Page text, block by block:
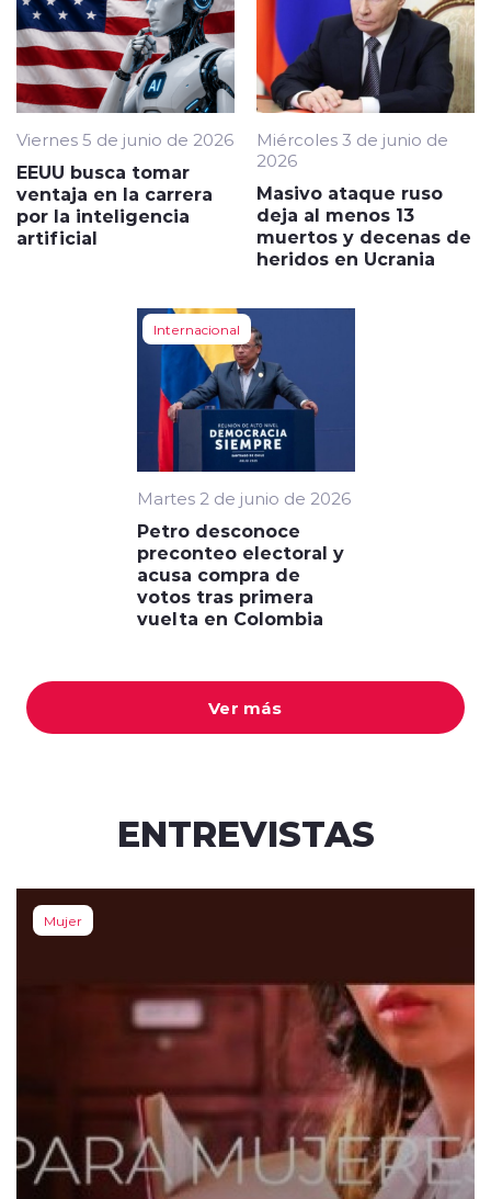
Ver más
Viernes 5 de junio de 2026
EEUU busca tomar
ventaja en la carrera
por la inteligencia
artificial
Miércoles 3 de junio de
2026
Masivo ataque ruso
deja al menos 13
muertos y decenas de
heridos en Ucrania
Internacional
Martes 2 de junio de 2026
Petro desconoce
preconteo electoral y
acusa compra de
votos tras primera
vuelta en Colombia
ENTREVISTAS
Mujer